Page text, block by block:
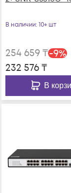
В наличии: 10+ шт
254 659 ₸-9%
232 576₸
В